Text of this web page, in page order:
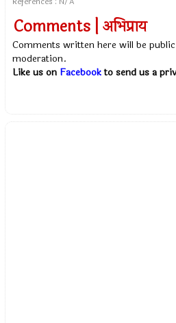
Comments | अभिप्राय
Comments written here will be
moderation.
Like us on Facebookto send us a